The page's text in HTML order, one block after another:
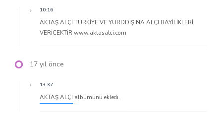
10:16
AKTAŞ ALÇI TURKİYE VE YURDDIŞINA ALÇI BAYİLİKLERİ
VERİCEKTİR www.aktasalci.com
17 yıl önce
13:37
AKTAŞ ALÇI albümünü ekledi.